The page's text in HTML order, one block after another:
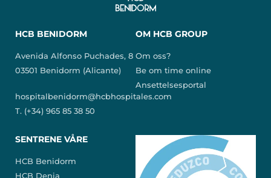
HCB BENIDORM
Avenida Alfonso Puchades, 8
03501 Benidorm (Alicante)
hospitalbenidorm@hcbhospitales.com
T. (+34) 965 85 38 50
OM HCB GROUP
Om oss?
Be om time online
Ansettelsesportal
SENTRENE VÅRE
HCB Benidorm
HCB Denia